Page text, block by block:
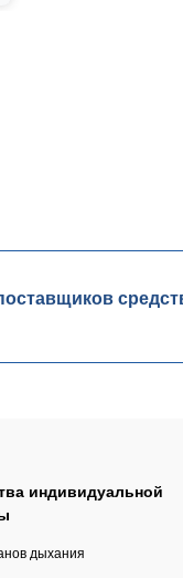
индивидуальной
дыхания